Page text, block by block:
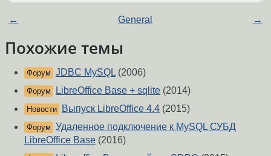
← General →
Похожие темы
Форум JDBC MySQL (2006)
Форум LibreOffice Base + sqlite (2014)
Новости Выпуск LibreOffice 4.4 (2015)
Форум Удаленное подключение к MySQL СУБД
LibreOffice Base (2016)